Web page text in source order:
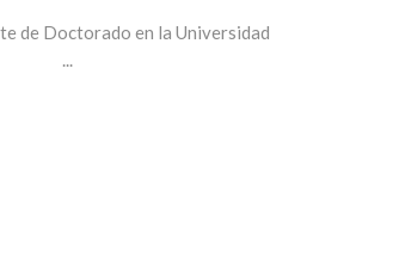
de Doctorado en la Universidad
...